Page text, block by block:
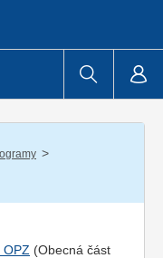
/
(Obecná část